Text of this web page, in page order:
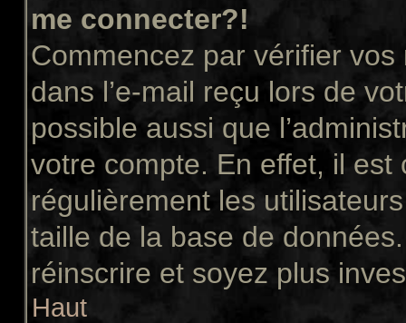
me connecter?!
Commencez par vérifier vos
dans l’e-mail reçu lors de
possible aussi que
votre compte. En effet, il
régulièrement les
taille de la base de
réinscrire et soyez plus
Haut